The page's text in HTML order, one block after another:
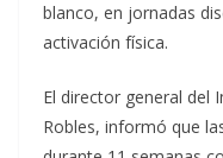
blanco, en jornadas
activación física.
El director general del
Robles, informó que